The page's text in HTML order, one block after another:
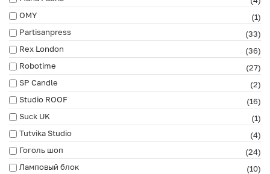
OMY
(1)
Partisanpress
(33)
Rex London
(36)
Robotime
(27)
SP Candle
(2)
Studio ROOF
(16)
Suck UK
(1)
Tutvika Studio
(4)
Гоголь шоп
(24)
Ламповый блок
(10)